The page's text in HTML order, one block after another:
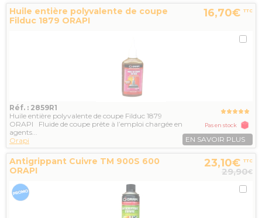
Huile entière polyvalente de coupe
Filduc 1879 ORAPI
16,70€ TTC
Réf. : 2859R1
Huile entière polyvalente de coupe Filduc 1879
ORAPI Fluide de coupe prête à l’emploi chargée en
agents...
Orapi
Pas en stock
EN SAVOIR PLUS
Antigrippant Cuivre TM 900S 600
ORAPI
23,10€ TTC
29,90€